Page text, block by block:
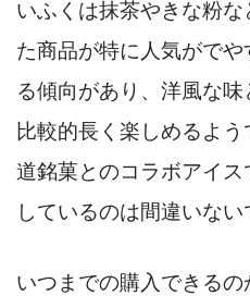
いふくは抹茶やきな粉
た商品が特に人気がで
る傾向があり、洋風な
比較的長く楽しめるよ
道銘菓とのコラボアイ
しているのは間違いない
いつまでの購入できる